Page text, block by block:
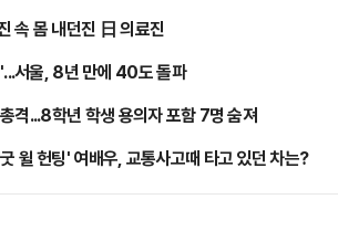
속 몸 내던진 日 의료진
서울, 8년 만에 40도 돌파
격...8학년 학생 용의자 포함 7명 숨져
윌 헌팅' 여배우, 교통사고때 타고 있던 차는?